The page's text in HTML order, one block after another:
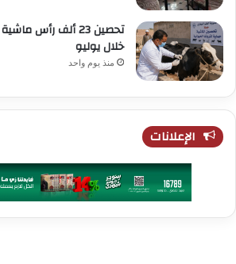
خلال يوليو
منذ يوم واحد
الإعلانات